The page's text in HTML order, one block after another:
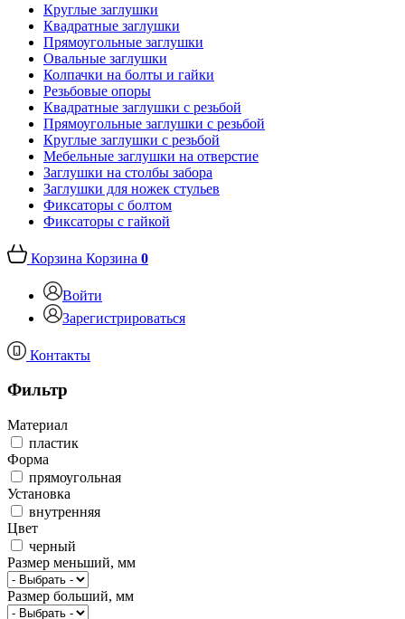
Круглые заглушки
Квадратные заглушки
Прямоугольные заглушки
Овальные заглушки
Колпачки на болты и гайки
Резьбовые опоры
Квадратные заглушки с резьбой
Прямоугольные заглушки с резьбой
Круглые заглушки с резьбой
Мебельные заглушки на отверстие
Заглушки на столбы забора
Заглушки для ножек стульев
Фиксаторы с болтом
Фиксаторы с гайкой
Корзина Корзина 0
Войти
Зарегистрироваться
Контакты
Фильтр
Материал
пластик
Форма
прямоугольная
Установка
внутренняя
Цвет
черный
Размер меньший, мм
Размер больший, мм